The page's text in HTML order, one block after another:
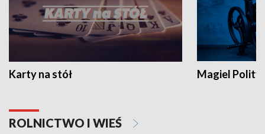
Karty na stół Magiel
ROLNICTWO I WIEŚ